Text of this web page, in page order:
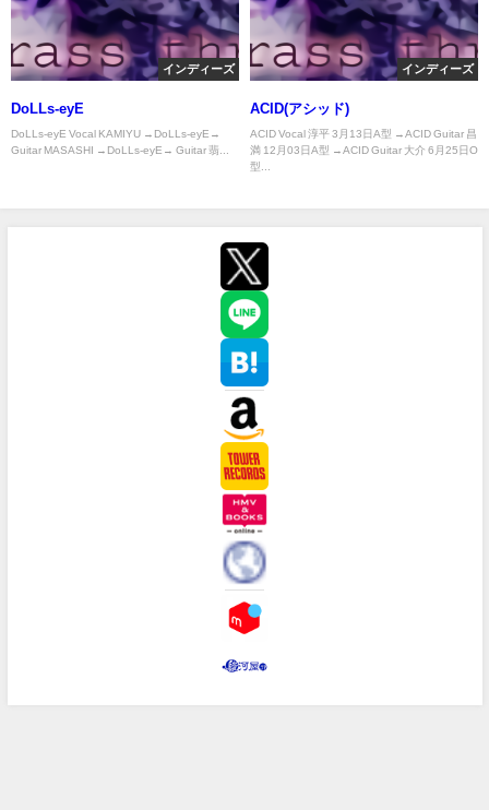
インディーズ
DoLLs-eyE
DoLLs-eyE Vocal KAMIYU →DoLLs-eyE→
Guitar MASASHI →DoLLs-eyE→ Guitar 翡...
インディーズ
ACID(アシッド)
ACID Vocal 淳平 3月13日A型 →ACID Guitar 昌
満 12月03日A型 →ACID Guitar 大介 6月25日O
型...